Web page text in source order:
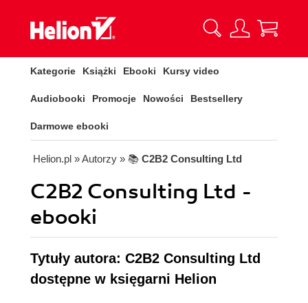
Kategorie Książki Ebooki Kursy video
Audiobooki Promocje Nowości Bestsellery
Darmowe ebooki
Helion.pl » Autorzy » 📚 C2B2 Consulting Ltd
C2B2 Consulting Ltd -
ebooki
Tytuły autora: C2B2 Consulting Ltd
dostępne w księgarni Helion